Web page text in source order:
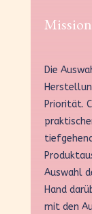
Die
Priorität.
Auswahl
Hand
mit den